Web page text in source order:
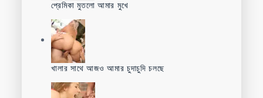
প্রেমিকা মুতলো আমার মুখে
খালার সাথে আজও আমার চুদাচুদি চলছে